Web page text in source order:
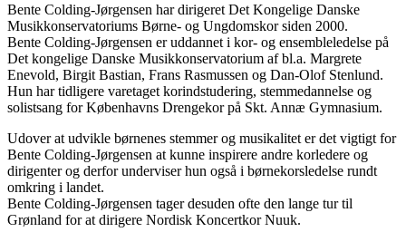
Bente Colding-Jørgensen har dirigeret Det Kongelige Danske
Musikkonservatoriums Børne- og Ungdomskor siden 2000.
Bente Colding-Jørgensen er uddannet i kor- og ensembleledelse på
Det kongelige Danske Musikkonservatorium af bl.a. Margrete
Enevold, Birgit Bastian, Frans Rasmussen og Dan-Olof Stenlund.
Hun har tidligere varetaget korindstudering, stemmedannelse og
solistsang for Københavns Drengekor på Skt. Annæ Gymnasium.
Udover at udvikle børnenes stemmer og musikalitet er det vigtigt for
Bente Colding-Jørgensen at kunne inspirere andre korledere og
dirigenter og derfor underviser hun også i børnekorsledelse rundt
omkring i landet.
Bente Colding-Jørgensen tager desuden ofte den lange tur til
Grønland for at dirigere Nordisk Koncertkor Nuuk.